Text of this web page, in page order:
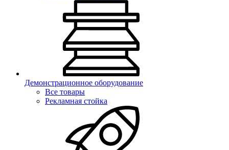
Демонстрационное оборудование
Все товары
Рекламная стойка